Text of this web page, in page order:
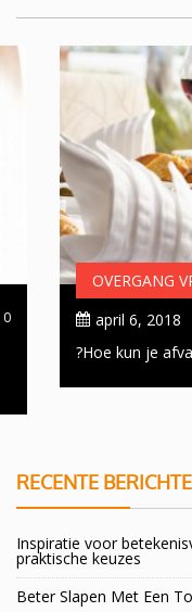
OVERGANG
april 6, 2018
Hoe kun je
0
RECENTE
Inspiratie voor
praktische keuzes
Beter Slapen Met Een